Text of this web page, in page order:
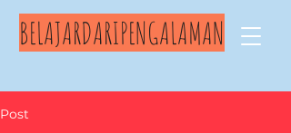
BELAJARDARIPENGALAMAN
Post